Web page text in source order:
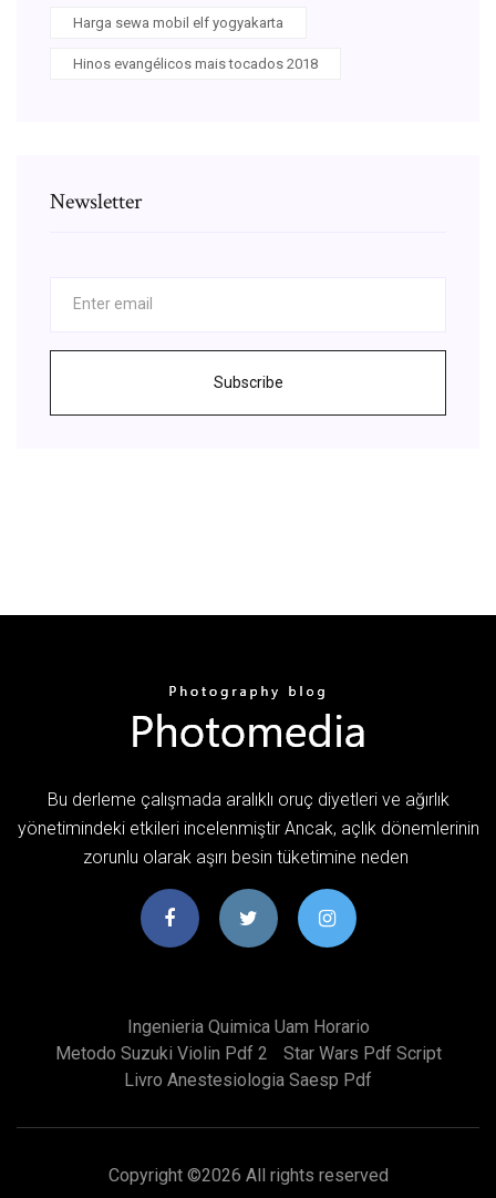
Harga sewa mobil elf yogyakarta
Hinos evangélicos mais tocados 2018
Newsletter
Subscribe
Bu derleme çalışmada aralıklı oruç diyetleri ve ağırlık
yönetimindeki etkileri incelenmiştir Ancak, açlık dönemlerinin
zorunlu olarak aşırı besin tüketimine neden
Ingenieria Quimica Uam Horario
Metodo Suzuki Violin Pdf 2
Star Wars Pdf Script
Livro Anestesiologia Saesp Pdf
Copyright ©2026 All rights reserved